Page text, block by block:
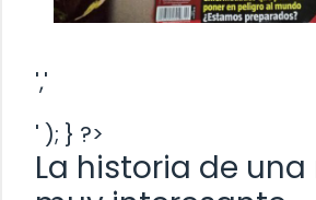
','
' ); } ?>
La historia de